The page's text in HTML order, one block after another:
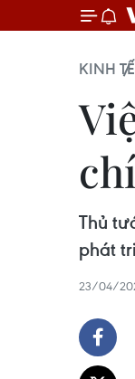
KINH TẾ
Thủ
phát
23/04/